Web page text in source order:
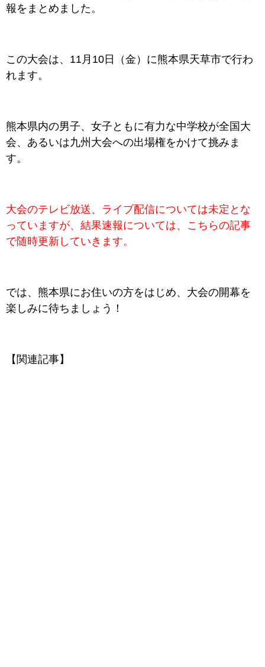
報をまとめました。
この大会は、11月10日（金）に熊本県天草市で行わ
れます。
熊本県内の男子、女子ともに有力な中学校が全国大
会、あるいは九州大会への出場権をかけて挑みま
す。
大会のテレビ放送、ライブ配信については未定とな
っていますが、結果速報については、こちらの記事
で随時更新していきます。
では、 熊本県にお住いの方をはじめ、大会の開幕を
楽しみに待ちましょう！
【関連記事】